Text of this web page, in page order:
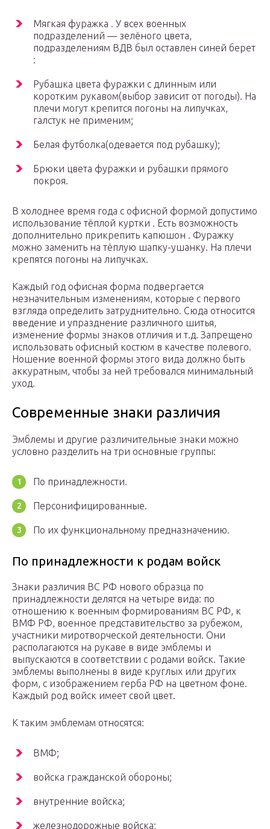
Мягкая фуражка . У всех военных
подразделений — зелёного цвета,
подразделениям ВДВ был оставлен синей берет
:
Рубашка цвета фуражки с длинным или
коротким рукавом(выбор зависит от погоды). На
плечи могут крепится погоны на липучках,
галстук не применим;
Белая футболка(одевается под рубашку);
Брюки цвета фуражки и рубашки прямого
покроя.
В холоднее время года с офисной формой допустимо
использование тёплой куртки . Есть возможность
дополнительно прикрепить капюшон . Фуражку
можно заменить на тёплую шапку-ушанку. На плечи
крепятся погоны на липучках.
Каждый год офисная форма подвергается
незначительным изменениям, которые с первого
взгляда определить затруднительно. Сюда относится
введение и упразднение различного шитья,
изменение формы знаков отличия и т.д. Запрещено
использовать офисный костюм в качестве полевого.
Ношение военной формы этого вида должно быть
аккуратным, чтобы за ней требовался минимальный
уход.
Современные знаки различия
Эмблемы и другие различительные знаки можно
условно разделить на три основные группы:
По принадлежности.
Персонифицированные.
По их функциональному предназначению.
По принадлежности к родам войск
Знаки различия ВС РФ нового образца по
принадлежности делятся на четыре вида: по
отношению к военным формированиям ВС РФ, к
ВМФ РФ, военное представительство за рубежом,
участники миротворческой деятельности. Они
располагаются на рукаве в виде эмблемы и
выпускаются в соответствии с родами войск. Такие
эмблемы выполнены в виде круглых или других
форм, с изображением герба РФ на цветном фоне.
Каждый род войск имеет свой цвет.
К таким эмблемам относятся:
ВМФ;
войска гражданской обороны;
внутренние войска;
железнодорожные войска;